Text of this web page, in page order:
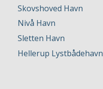
Skovshoved Havn
Nivå Havn
Sletten Havn
Hellerup Lystbådehavn